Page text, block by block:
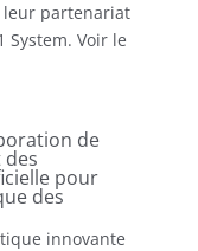
leur partenariat
System. Voir le
de
des
pour
des
innovante